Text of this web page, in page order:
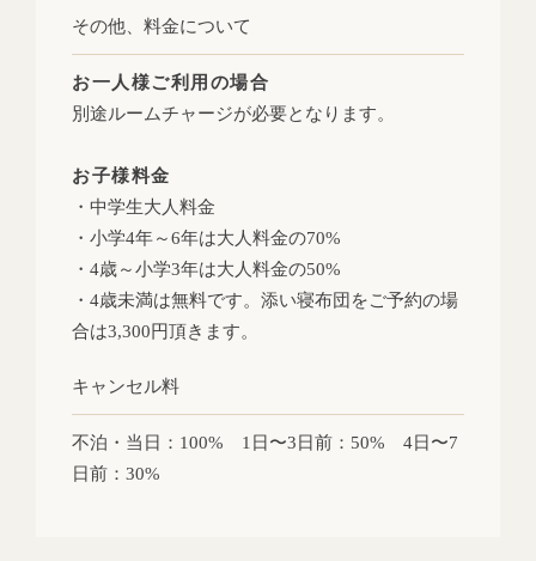
その他、 料金について
お一人様ご利用の場合
別途ルームチャージが必要となります。
お子様料金
・中学生大人料金
・小学4年～6年は大人料金の70%
・4歳～小学3年は大人料金の50%
・4歳未満は無料です。添い寝布団をご予約の場
合は3,300円頂きます。
キャンセル料
不泊・当日：100% 1日〜3日前：50% 4日〜7
日前：30%